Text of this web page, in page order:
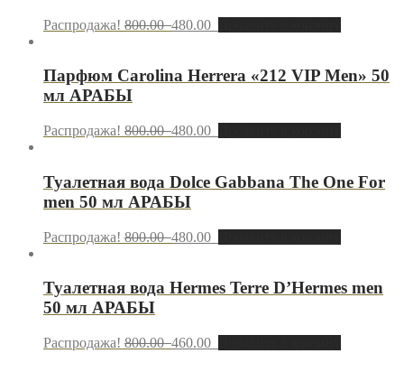
Распродажа! 800.00480.00
Парфюм Carolina Herrera «212 VIP Men» 50
мл АРАБЫ
Распродажа! 800.00480.00
Туалетная вода Dolce Gabbana The One For
men 50 мл АРАБЫ
Распродажа! 800.00480.00
Туалетная вода Hermes Terre D’Hermes men
50 мл АРАБЫ
Распродажа! 800.00460.00